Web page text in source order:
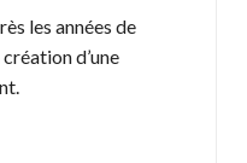
les années de
d’une